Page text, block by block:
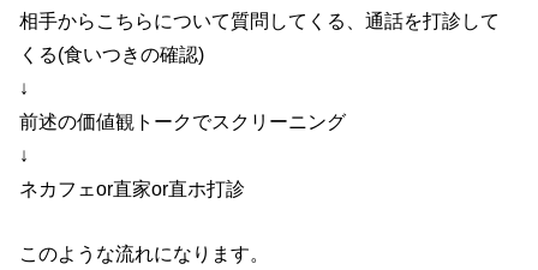
相手からこちらについて質問してくる、通話を打診して
くる(食いつきの確認)
↓
前述の価値観トークでスクリーニング
↓
ネカフェor直家or直ホ打診
このような流れになります。